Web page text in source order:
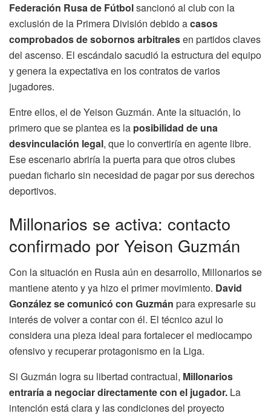
Federación Rusa de Fútbolsancionó al club con la
exclusión de la Primera División debido acasos
comprobados de sobornos arbitralesen partidos claves
del ascenso. El escándalo sacudió la estructura del equipo
y genera la expectativa en los contratos de varios
jugadores.
Entre ellos, el de Yeison Guzmán. Ante la situación, lo
primero que se plantea es la posibilidad de una
desvinculación legal, que lo convertiría en agente libre.
Ese escenario abriría la puerta para que otros clubes
puedan ficharlo sin necesidad de pagar por sus derechos
deportivos.
Millonarios se activa: contacto
confirmado por Yeison Guzmán
Con la situación en Rusia aún en desarrollo, Millonarios se
mantiene atento y ya hizo el primer movimiento. David
González se comunicó con Guzmán para expresarle su
interés de volver a contar con él. El técnico azul lo
considera una pieza ideal para fortalecer el mediocampo
ofensivo y recuperar protagonismo en la Liga.
Si Guzmán logra su libertad contractual, Millonarios
entraría a negociar directamente con el jugador. La
intención está clara y las condiciones del proyecto